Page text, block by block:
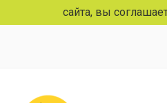
сайта, вы соглашаетесь